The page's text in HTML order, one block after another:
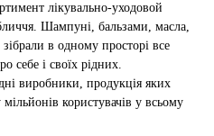
лікувально-уходовой
Шампуні, бальзами, масла,
в одному просторі все
і своїх рідних.
виробники, продукція яких
користувачів у всьому